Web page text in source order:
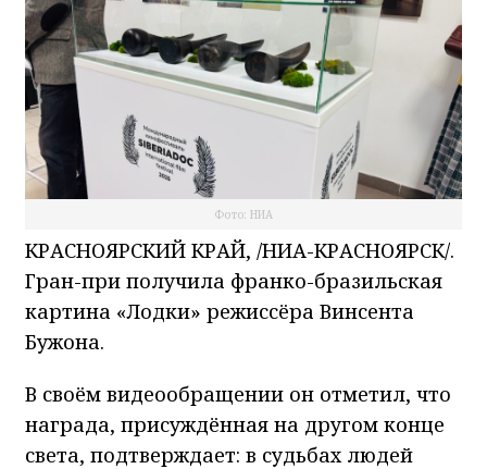
Фото: НИА
КРАСНОЯРСКИЙ КРАЙ, /НИА-КРАСНОЯРСК/.
Гран-при получила франко-бразильская
картина «Лодки» режиссёра Винсента
Бужона.
В своём видеообращении он отметил, что
награда, присуждённая на другом конце
света, подтверждает: в судьбах людей